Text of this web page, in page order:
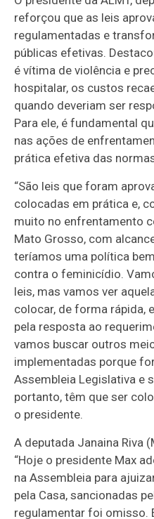
reforçou que as leis
regulamentadas e
públicas efetivas.
é vítima de violência e
hospitalar, os custos
quando deveriam ser
Para ele, é fundamental
nas ações de
prática efetiva das
“São leis que foram
colocadas em prática e,
muito no enfrentamento
Mato Grosso, com
teríamos uma política
contra o feminicídio.
leis, mas vamos ver
colocar, de forma rápida,
pela resposta ao
vamos buscar outros
implementadas porque
Assembleia Legislativa e
portanto, têm que ser
o presidente.
A deputada Janaina Riva
“Hoje o presidente Max
na Assembleia para
pela Casa, sancionadas
regulamentar foi omisso.